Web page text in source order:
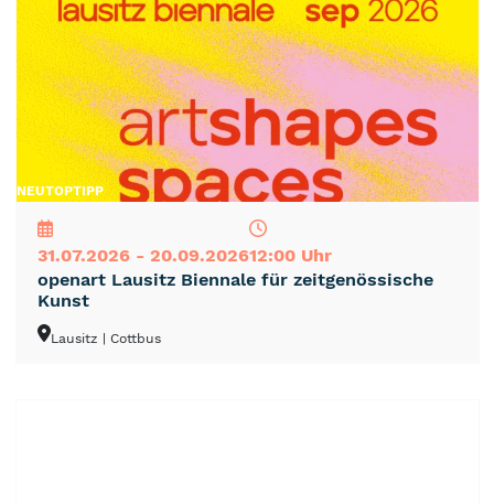
NEUTOPTIPP
31.07.2026 - 20.09.202612:00 Uhr
openart Lausitz Biennale für zeitgenössische
Kunst
Lausitz | Cottbus